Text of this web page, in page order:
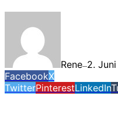
Rene—2.
FacebookX
TwitterPinterestLinkedIn